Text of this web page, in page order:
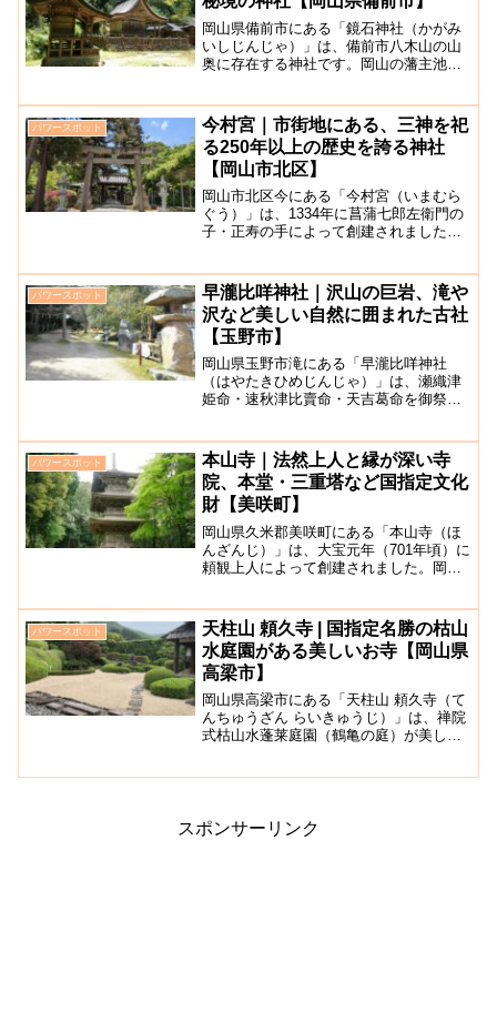
岡山県備前市にある「鏡石神社（かがみ
いしじんじゃ）」は、備前市八木山の山
奥に存在する神社です。岡山の藩主池田
たそうです。その後、光政が仏像造りが
非常に上手であった八木浄...
パワースポット
今村宮｜市街地にある、三神を祀
る250年以上の歴史を誇る神社
【岡山市北区】
岡山市北区今にある「今村宮（いまむら
ぐう）」は、1334年に菖蒲七郎左衛門の
子・正寿の手によって創建されました。
転し、八幡宮に御遷宮され2つの神社が統
合したことで現...
パワースポット
早瀧比咩神社｜沢山の巨岩、滝や
沢など美しい自然に囲まれた古社
【玉野市】
岡山県玉野市滝にある「早瀧比咩神社
（はやたきひめじんじゃ）」は、瀬織津
姫命・速秋津比賣命・天吉葛命を御祭神
の1つに含まれていますので、相当昔から
存在した神社だと思わ...
パワースポット
本山寺｜法然上人と縁が深い寺
院、本堂・三重塔など国指定文化
財【美咲町】
岡山県久米郡美咲町にある「本山寺（ほ
んざんじ）」は、大宝元年（701年頃）に
頼観上人によって創建されました。岡山
開いた50年後に中国より高僧鑑真が訪
れ、現在の本山寺という...
パワースポット
天柱山 頼久寺 | 国指定名勝の枯山
水庭園がある美しいお寺【岡山県
高梁市】
岡山県高梁市にある「天柱山 頼久寺（て
んちゅうざん らいきゅうじ）」は、禅院
式枯山水蓬莱庭園（鶴亀の庭）が美しい
スポンサーリンク